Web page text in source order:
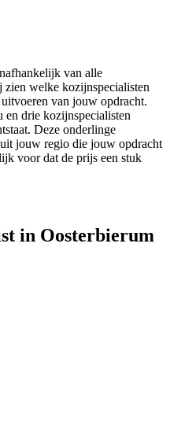
van alle
welke kozijnspecialisten
van jouw opdracht.
en drie kozijnspecialisten
Deze onderlinge
jouw regio die jouw opdracht
voor dat de prijs een stuk
in Oosterbierum